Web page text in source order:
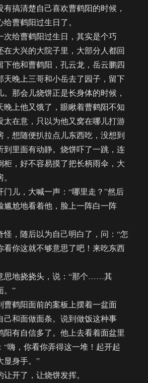
搞清楚自己喜欢曹鹤阳的时候，
曹鹤阳过生日了。
给曹鹤阳过生日，其实是个巧
在大兴的大院子里，大部分人都回
下他和曹鹤阳，孔云龙，岳云鹏四
天晚上三哥和小岳去了园子，留下
那会儿烧饼正是长身体的时候，
晚上他又饿了，眼瞅着曹鹤阳不知
太在意，只以为他又窝在哪儿打游
，想随便扒拉点儿东西吃，没想到
到里面有动静。烧饼吓了一跳，连
柜，好不容易摸了把长柄雨伞，大
儿，大喊一声：“哪里走？”然后
尴尬地看着他，脸上一阵白一阵
，随后以为自己明白了，问：“怎
看你这就不够意思了吧！来吃东西
地挠挠头，说：“那个……其
。”
鹤阳面前的案板上摆着一盆面
己和面做面条。说到做饭这种事
阳有自信多了。他上去看着面盆里
“嗨，你看你弄得这一堆！起开起
显身手。”
开了，让烧饼发挥。